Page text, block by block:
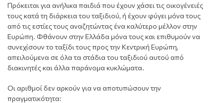
Πρόκειται για ανήλικα παιδιά που έχουν χάσει τις οικογένειές
τους κατά τη διάρκεια του ταξιδιού, ή έχουν φύγει μόνα τους
από τις εστίες τους αναζητώντας ένα καλύτερο μέλλον στην
Ευρώπη. Φθάνουν στην Ελλάδα μόνα τους και επιθυμούν να
συνεχίσουν το ταξίδι τους προς την Κεντρική Ευρώπη,
απειλούμενα σε όλα τα στάδια του ταξιδιού αυτού από
διακινητές και άλλα παράνομα κυκλώματα.
Οι αριθμοί δεν αρκούν για να αποτυπώσουν την
πραγματικότητα: